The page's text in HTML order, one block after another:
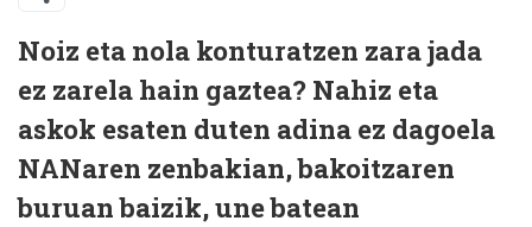
Noiz eta nola konturatzen zara jada
ez zarela hain gaztea? Nahiz eta
askok esaten duten adina ez dagoela
NANaren zenbakian, bakoitzaren
buruan baizik, une batean